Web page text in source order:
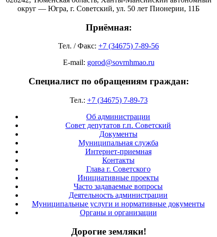
округ — Югра, г. Советский, ул. 50 лет Пионерии, 11Б
Приёмная:
Тел. / Факс: +7 (34675) 7-89-56
E-mail: gorod@sovrnhmao.ru
Специалист по обращениям граждан:
Тел.: +7 (34675) 7-89-73
Об администрации
Совет депутатов г.п. Советский
Документы
Муниципальная служба
Интернет-приемная
Контакты
Глава г. Советского
Инициативные проекты
Часто задаваемые вопросы
Деятельность администрации
Муниципальные услуги и нормативные документы
Органы и организации
Дорогие земляки!